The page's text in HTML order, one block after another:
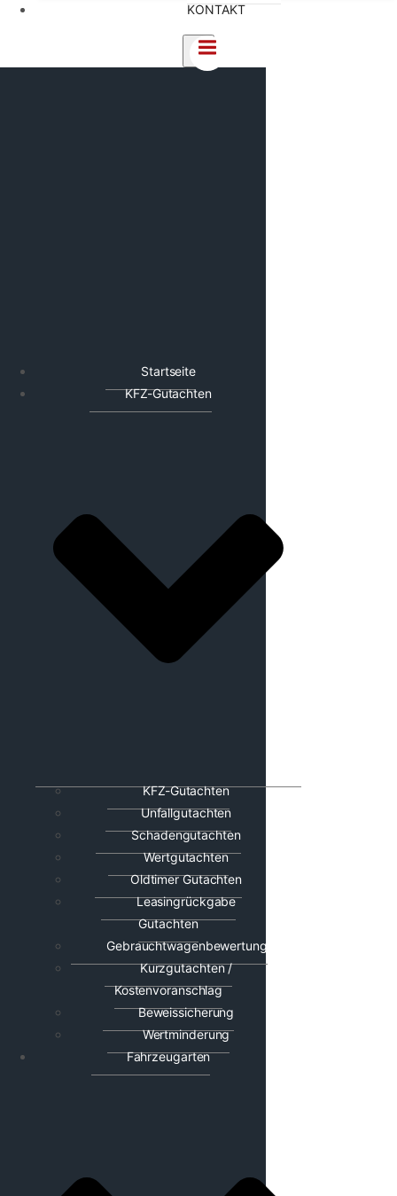
KONTAKT
Startseite
KFZ-Gutachten
KFZ-Gutachten
Unfallgutachten
Schadengutachten
Wertgutachten
Oldtimer Gutachten
Leasingrückgabe
Gutachten
Gebrauchtwagenbewertung
Kurzgutachten /
Kostenvoranschlag
Beweissicherung
Wertminderung
Fahrzeugarten